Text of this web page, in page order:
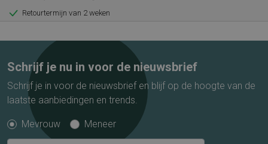
Retourtermijn van 2 weken
Schrijf je nu in voor de nieuwsbrief
Schrijf je in voor de nieuwsbrief en blijf op de hoogte van de
laatste aanbiedingen en trends.
Mevrouw Meneer